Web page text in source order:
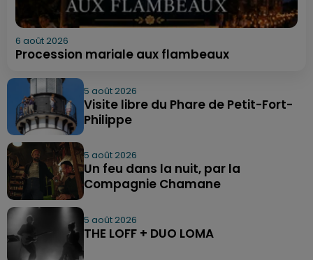
6 août 2026
Procession mariale aux flambeaux
5 août 2026
Visite libre du Phare de Petit-Fort-
Philippe
5 août 2026
Un feu dans la nuit, par la
Compagnie Chamane
5 août 2026
THE LOFF + DUO LOMA